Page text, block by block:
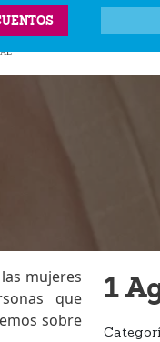
PRECIOS Y UBICACIONES
mujeres
que
sobre
1